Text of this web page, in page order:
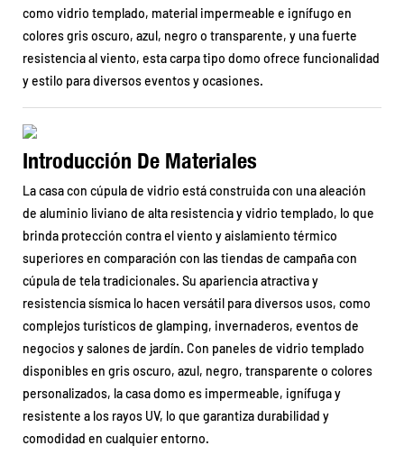
como vidrio templado, material impermeable e ignífugo en
colores gris oscuro, azul, negro o transparente, y una fuerte
resistencia al viento, esta carpa tipo domo ofrece funcionalidad
y estilo para diversos eventos y ocasiones.
Introducción De Materiales
La casa con cúpula de vidrio está construida con una aleación
de aluminio liviano de alta resistencia y vidrio templado, lo que
brinda protección contra el viento y aislamiento térmico
superiores en comparación con las tiendas de campaña con
cúpula de tela tradicionales. Su apariencia atractiva y
resistencia sísmica lo hacen versátil para diversos usos, como
complejos turísticos de glamping, invernaderos, eventos de
negocios y salones de jardín. Con paneles de vidrio templado
disponibles en gris oscuro, azul, negro, transparente o colores
personalizados, la casa domo es impermeable, ignífuga y
resistente a los rayos UV, lo que garantiza durabilidad y
comodidad en cualquier entorno.